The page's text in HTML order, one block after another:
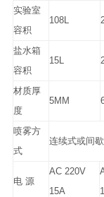
实验室
容积
108L
盐水箱
容积
15L
材质厚
度
5MM
喷雾方
式
连续式或间
电 源
AC 220V
15A